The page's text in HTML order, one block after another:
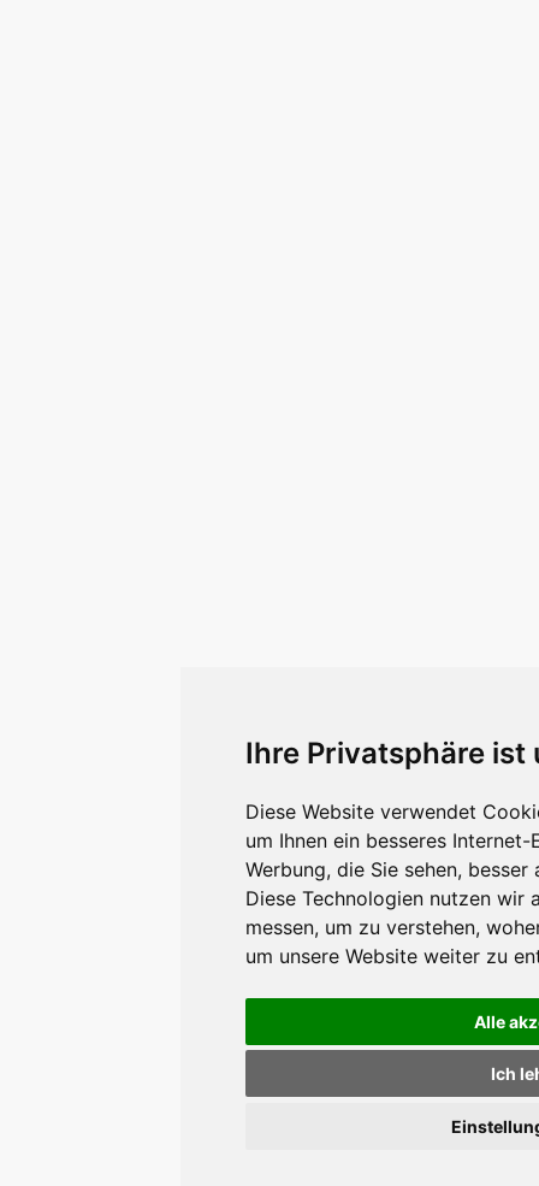
Ihre Privatsphäre ist
Diese Website verwendet
um Ihnen ein besseres
Werbung, die Sie sehen,
Diese Technologien nutzen wir
messen, um zu verstehen,
um unsere Website weiter zu
Alle
Ich